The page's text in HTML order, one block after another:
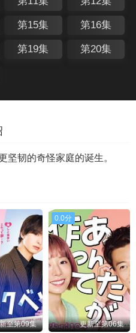
第15集 第16集
第19集 第20集
坚韧的奇怪家庭的诞生。
至第09集
0.0分
更新至第06集